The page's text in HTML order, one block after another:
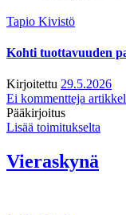
Tapio Kivistö
Kohti tuottavuuden
Kirjoitettu 29.5.2026
Ei kommentteja
Pääkirjoitus
Lisää toimitukselta
Vieraskynä